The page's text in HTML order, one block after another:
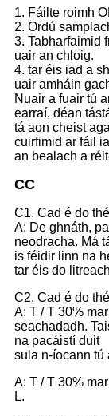
1. Fáilte roimh
2. Ordú
3. Tabharfaimid
uair an chloig.
4. tar éis iad a
uair amháin
Nuair a fuair tú
earraí, déan
tá aon cheist
cuirfimid ar fáil
an bealach a
CC
C1. Cad é do
A: De ghnáth,
neodracha. Má
is féidir linn na
tar éis do
C2. Cad é do
A: T / T 30%
seachadadh.
na pacáistí duit
sula n-íocann tú
A: T / T 30%
L.